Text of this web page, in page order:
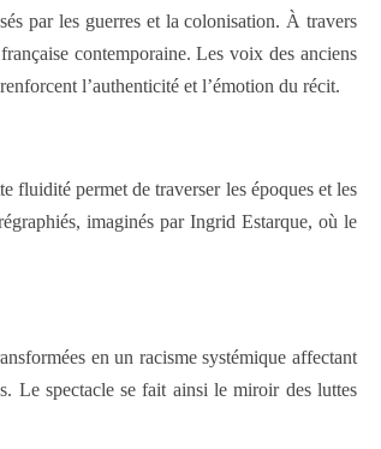
par les guerres et la colonisation. À travers
contemporaine. Les voix des anciens
l’authenticité et l’émotion du récit.
fluidité permet de traverser les époques et les
imaginés par Ingrid Estarque, où le
en un racisme systémique affectant
Le spectacle se fait ainsi le miroir des luttes